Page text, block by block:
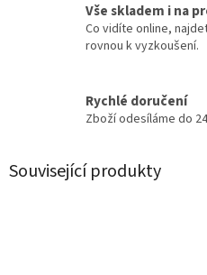
Vše skladem i na
Co vidíte online,
rovnou k vyzkoušení.
Rychlé doručení
Zboží odesíláme do
Související produkty